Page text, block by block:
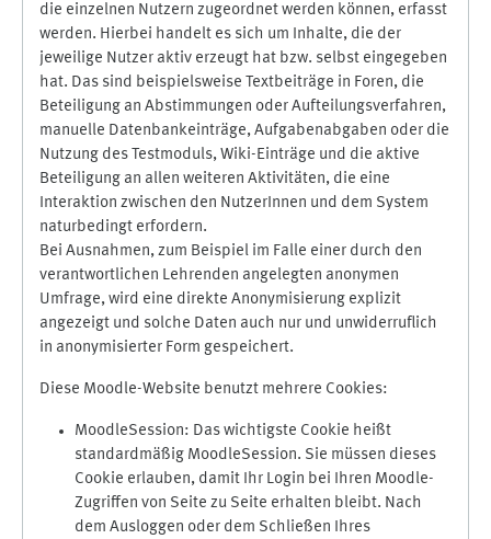
die einzelnen Nutzern zugeordnet werden können, erfasst
werden. Hierbei handelt es sich um Inhalte, die der
jeweilige Nutzer aktiv erzeugt hat bzw. selbst eingegeben
hat. Das sind beispielsweise Textbeiträge in Foren, die
Beteiligung an Abstimmungen oder Aufteilungsverfahren,
manuelle Datenbankeinträge, Aufgabenabgaben oder die
Nutzung des Testmoduls, Wiki-Einträge und die aktive
Beteiligung an allen weiteren Aktivitäten, die eine
Interaktion zwischen den NutzerInnen und dem System
naturbedingt erfordern.
Bei Ausnahmen, zum Beispiel im Falle einer durch den
verantwortlichen Lehrenden angelegten anonymen
Umfrage, wird eine direkte Anonymisierung explizit
angezeigt und solche Daten auch nur und unwiderruflich
in anonymisierter Form gespeichert.
Diese Moodle-Website benutzt mehrere Cookies:
MoodleSession: Das wichtigste Cookie heißt
standardmäßig MoodleSession. Sie müssen dieses
Cookie erlauben, damit Ihr Login bei Ihren Moodle-
Zugriffen von Seite zu Seite erhalten bleibt. Nach
dem Ausloggen oder dem Schließen Ihres